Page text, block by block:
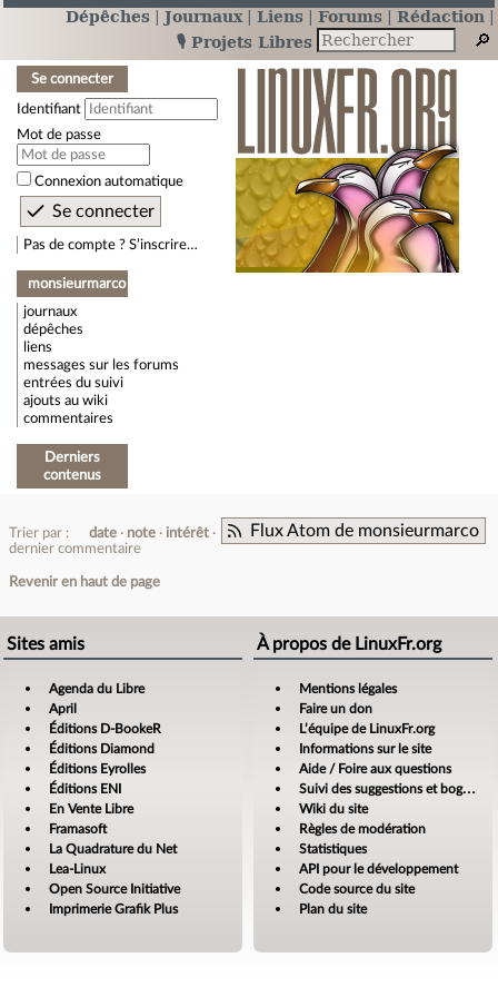
Dépêches Journaux Liens Forums
Rédaction
🎙️ Projets Libres
Se connecter
Identifiant
Mot de passe
Connexion automatique
Pas de compte ? S’inscrire…
monsieurmarco
journaux
dépêches
liens
messages sur les forums
entrées du suivi
ajouts au wiki
commentaires
Derniers
contenus
Flux Atom de monsieurmarco
Trier par : date note
intérêt
dernier commentaire
Revenir en haut de page
Sites amis
Agenda du Libre
April
Éditions D-BookeR
Éditions Diamond
Éditions Eyrolles
Éditions ENI
En Vente Libre
Framasoft
La Quadrature du Net
Lea-Linux
Open Source Initiative
Imprimerie Grafik Plus
À propos de LinuxFr.org
Mentions légales
Faire un don
L’équipe de LinuxFr.org
Informations sur le site
Aide / Foire aux questions
Suivi des suggestions et bogues
Wiki du site
Règles de modération
Statistiques
API pour le développement
Code source du site
Plan du site